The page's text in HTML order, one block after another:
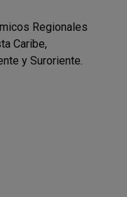
Regionales
Caribe,
y Suroriente.